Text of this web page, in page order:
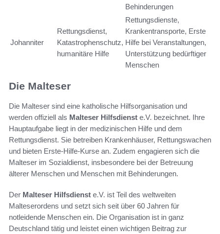
Behinderungen
Johanniter
Rettungsdienst,
Katastrophenschutz,
humanitäre Hilfe
Rettungsdienste,
Krankentransporte, Erste
Hilfe bei Veranstaltungen,
Unterstützung bedürftiger
Menschen
Die Malteser
Die Malteser sind eine katholische Hilfsorganisation und
werden offiziell als Malteser Hilfsdienst e.V. bezeichnet. Ihre
Hauptaufgabe liegt in der medizinischen Hilfe und dem
Rettungsdienst. Sie betreiben Krankenhäuser, Rettungswachen
und bieten Erste-Hilfe-Kurse an. Zudem engagieren sich die
Malteser im Sozialdienst, insbesondere bei der Betreuung
älterer Menschen und Menschen mit Behinderungen.
Der Malteser Hilfsdienst e.V. ist Teil des weltweiten
Malteserordens und setzt sich seit über 60 Jahren für
notleidende Menschen ein. Die Organisation ist in ganz
Deutschland tätig und leistet einen wichtigen Beitrag zur